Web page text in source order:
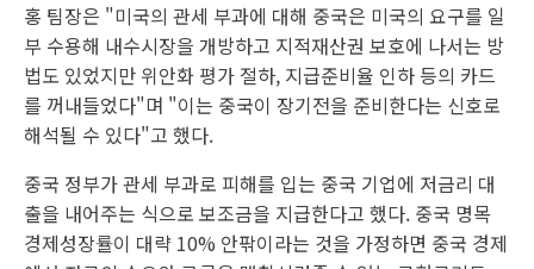
홍 팀장은 "미국의 관세 부과에 대해 중국은 미국의 요구를 일
부 수용해 내수시장을 개방하고 지적재산권 보호에 나서는 방
법도 있었지만 위안화 평가 절하, 지급준비율 인하 등의 카드
를 꺼내들었다"며 "이는 중국이 장기전을 준비한다는 신호로
해석될 수 있다"고 했다.
중국 정부가 관세 부과로 피해를 입는 중국 기업에 저금리 대
출을 내어주는 식으로 보조금을 지급한다고 했다. 중국 명목
경제성장률이 대략 10% 안팎이라는 것을 가정하면 중국 경제